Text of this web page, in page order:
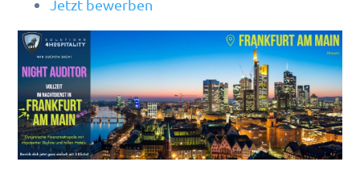
Jetzt bewerben